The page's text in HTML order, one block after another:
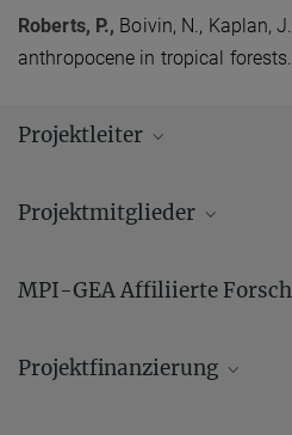
Roberts, P., Boivin, N., Kaplan,
anthropocene in tropical
Projektleiter
Projektmitglieder
MPI-GEA Affiliierte
Projektfinanzierung